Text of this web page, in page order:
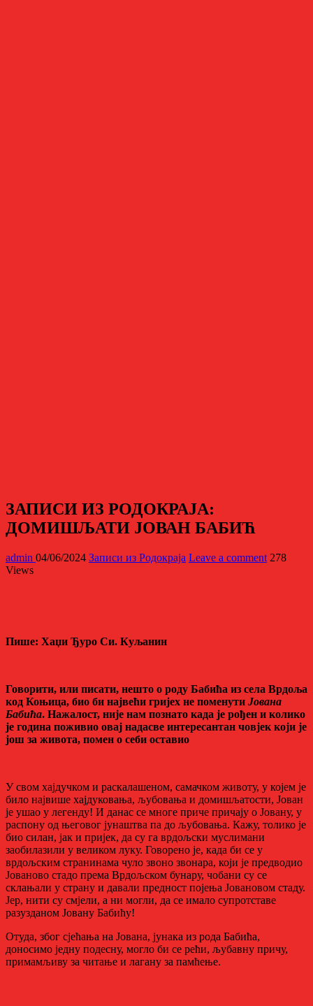
ЗАПИСИ ИЗ РОДОКРАЈА:
ДОМИШЉАТИ ЈОВАН БАБИЋ
admin 04/06/2024 Записи из Родoкраја Leave a comment 278
Views
Пише: Хаџи Ђуро Си. Куљанин
Говорити, или писати, нешто о роду Бабића из села Врдоља
код Коњица, био би највећи гријех не поменути Јована
Бабића. Нажалост, није нам познато када је рођен и колико
је година поживио овај надасве интересантан човјек који је
још за живота, помен о себи оставио
У свом хајдучком и раскалашеном, самачком животу, у којем је
било највише хајдуковања, љубовања и домишљатости, Јован
је ушао у легенду! И данас се многе приче причају о Јовану, у
распону од његовог јунаштва па до љубовања. Кажу, толико је
био силан, јак и пријек, да су га врдољски муслимани
заобилазили у великом луку. Говорено је, када би се у
врдољским странинама чуло звоно звонара, који је предводио
Јованово стадо према Врдољском бунару, чобани су се
склањали у страну и давали предност појења Јовановом стаду.
Јер, нити су смјели, а ни могли, да се имало супротставе
разузданом Јовану Бабићу!
Отуда, због сјећања на Јована, јунака из рода Бабића,
доносимо једну подесну, могло би се рећи, љубавну причу,
примамљиву за читање и лагану за памћење.